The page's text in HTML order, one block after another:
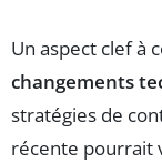
Un aspect clef à
changements
stratégies de
récente pourrait